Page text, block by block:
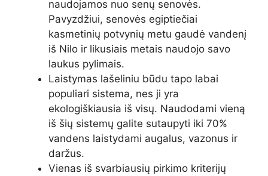
naudojamos nuo senų senovės.
Pavyzdžiui, senovės egiptiečiai
kasmetinių potvynių metu gaudė vandenį
iš Nilo ir likusiais metais naudojo savo
laukus pylimais.
Laistymas lašeliniu būdu tapo labai
populiari sistema, nes ji yra
ekologiškiausia iš visų. Naudodami vieną
iš šių sistemų galite sutaupyti iki 70%
vandens laistydami augalus, vazonus ir
daržus.
Vienas iš svarbiausių pirkimo kriterijų